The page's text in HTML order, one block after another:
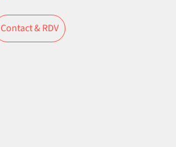
Contact & RDV